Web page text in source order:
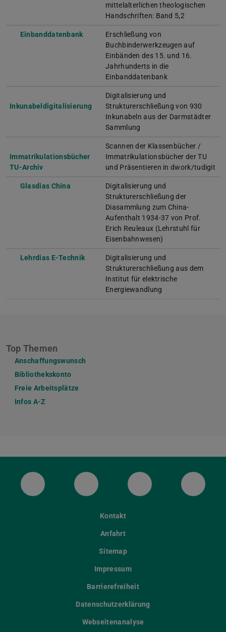
mittelalterlichen theologischen
Handschriften: Band 5,2
Einbanddatenbank
Erschließung von
Buchbinderwerkzeugen auf
Einbänden des 15. und 16.
Jahrhunderts in die
Einbanddatenbank
Inkunabeldigitalisierung
Digitalisierung und
Strukturerschließung von 930
Inkunabeln aus der Darmstädter
Sammlung
Immatrikulationsbücher
TU-Archiv
Scannen der Klassenbücher /
Immatrikulationsbücher der TU
und Präsentieren in dwork/tudigit
Glasdias China
Digitalisierung und
Strukturerschließung der
Diasammlung zum China-
Aufenthalt 1934-37 von Prof.
Erich Reuleaux (Lehrstuhl für
Eisenbahnwesen)
Lehrdias E-Technik
Digitalisierung und
Strukturerschließung aus dem
Institut für elektrische
Energiewandlung
Top Themen
Anschaffungswunsch
Bibliothekskonto
Freie Arbeitsplätze
Infos A-Z
ULB Bluesky ULB FacebookULB InstagramULB
Kontakt
Anfahrt
Sitemap
Impressum
Barrierefreiheit
Datenschutzerklärung
Webseitenanalyse